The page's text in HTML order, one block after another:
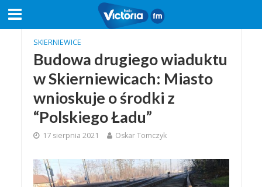
SKIERNIEWICE
Budowa drugiego wiaduktu
w Skierniewicach: Miasto
wnioskuje o środki z
“Polskiego Ładu”
17 sierpnia 2021 Oskar Tomczyk